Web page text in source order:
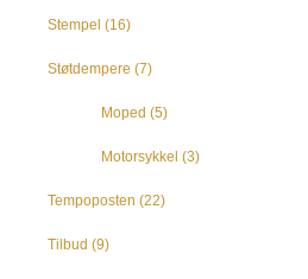
Stempel (16)
Støtdempere (7)
Moped (5)
Motorsykkel (3)
Tempoposten (22)
Tilbud (9)